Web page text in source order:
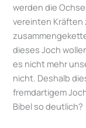
werden die
vereinten Kräften
dieses Joch
es nicht mehr
nicht. Deshalb
fremdartigem
Bibel so deutlich?